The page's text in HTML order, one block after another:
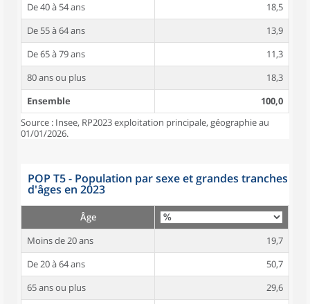
De 40 à 54 ans
18,5
De 55 à 64 ans
13,9
De 65 à 79 ans
11,3
80 ans ou plus
18,3
Ensemble
100,0
Source : Insee, RP2023 exploitation principale, géographie au
01/01/2026.
POP T5 - Population par sexe et grandes tranches
d'âges en 2023
Âge
Moins de 20 ans
19,7
De 20 à 64 ans
50,7
65 ans ou plus
29,6